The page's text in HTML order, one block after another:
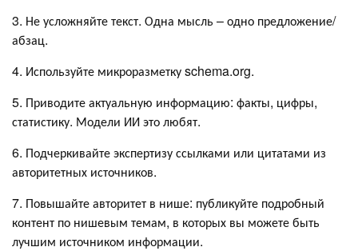
3. Не усложняйте текст. Одна мысль – одно предложение/
абзац.
4. Используйте микроразметку schema.org.
5. Приводите актуальную информацию: факты, цифры,
статистику. Модели ИИ это любят.
6. Подчеркивайте экспертизу ссылками или цитатами из
авторитетных источников.
7. Повышайте авторитет в нише: публикуйте подробный
контент по нишевым темам, в которых вы можете быть
лучшим источником информации.